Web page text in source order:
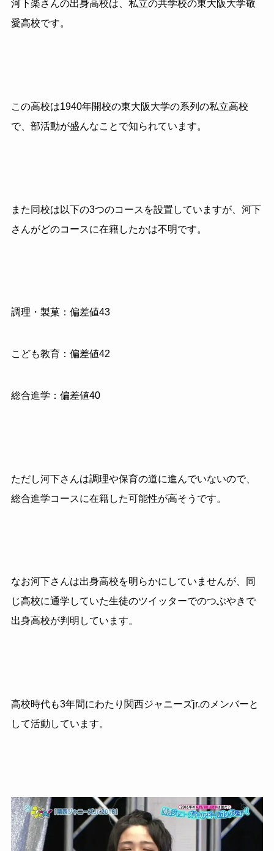
河下楽さんの出身高校は、私立の共学校の東大阪大学敬
愛高校です。
この高校は1940年開校の東大阪大学の系列の私立高校
で、部活動が盛んなことで知られています。
また同校は以下の3つのコースを設置していますが、河下
さんがどのコースに在籍したかは不明です。
調理・製菓：偏差値43
こども教育：偏差値42
総合進学：偏差値40
ただし河下さんは調理や保育の道に進んでいないので、
総合進学コースに在籍した可能性が高そうです。
なお河下さんは出身高校を明らかにしていませんが、同
じ高校に通学していた生徒のツイッターでのつぶやきで
出身高校が判明しています。
高校時代も3年間にわたり関西ジャニーズjr.のメンバーと
して活動しています。